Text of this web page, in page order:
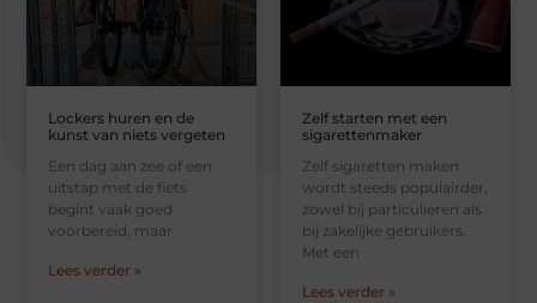
Lockers huren en de
kunst van niets vergeten
Een dag aan zee of een
uitstap met de fiets
begint vaak goed
voorbereid, maar
Lees verder »
Zelf starten met een
sigarettenmaker
Zelf sigaretten maken
wordt steeds populairder,
zowel bij particulieren als
bij zakelijke gebruikers.
Met een
Lees verder »